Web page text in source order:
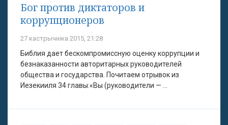
Бог против диктаторов и
коррупционеров
27 кастрычніка 2015, 21:28
Библия дает бескомпромиссную оценку коррупции и
безнаказанности авторитарных руководителей
общества и государства. Почитаем отрывок из
Иезекииля 34 главы:«Вы (руководители — ...